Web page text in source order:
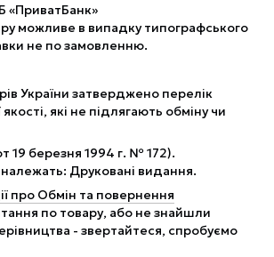
«ПриватБанк»
можливе в випадку типографського
не по замовленню.
України затверджено перелік
які не підлягають обміну чи
19 березня 1994 г. № 172).
Друковані видання.
про Обмін та повернення
по товару, або не знайшли
- звертайтеся, спробуємо